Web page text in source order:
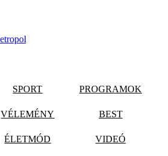
SPORT PROGRAMOK
VÉLEMÉNY BEST
ÉLETMÓD VIDEÓ